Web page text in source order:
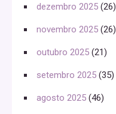
dezembro 2025 (26)
novembro 2025 (26)
outubro 2025 (21)
setembro 2025 (35)
agosto 2025 (46)